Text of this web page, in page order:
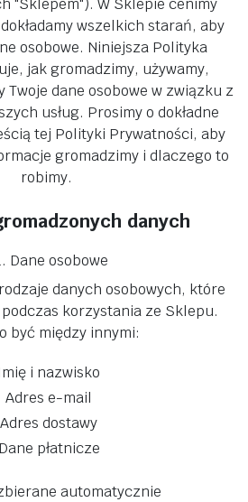
"Sklepem"). W Sklepie cenimy
wszelkich starań, aby
osobowe. Niniejsza Polityka
jak gromadzimy, używamy,
Twoje dane osobowe w związku z
usług. Prosimy o dokładne
tej Polityki Prywatności, aby
gromadzimy i dlaczego to
robimy.
danych
Dane osobowe
danych osobowych, które
korzystania ze Sklepu.
być między innymi:
i nazwisko
Adres e-mail
Adres dostawy
Dane płatnicze
automatycznie